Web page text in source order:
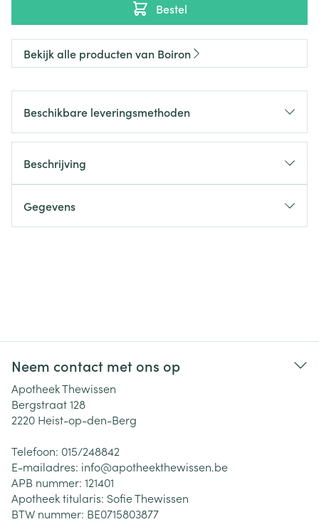
Bestel
Bekijk alle producten van Boiron
Beschikbare leveringsmethoden
Beschrijving
Gegevens
Neem contact met ons op
Apotheek Thewissen
Bergstraat 128
2220 Heist-op-den-Berg
Telefoon: 015/248842
E-mailadres: info@apotheekthewissen.be
APB nummer: 121401
Apotheek titularis: Sofie Thewissen
BTW nummer: BE0715803877